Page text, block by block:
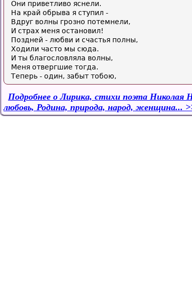
Они приветливо яснели.
На край обрыва я ступил -
Вдруг волны грозно потемнели,
И страх меня остановил!
Поздней - любви и счастья полны,
Ходили часто мы сюда.
И ты благословляла волны,
Меня отвергшие тогда.
Теперь - один, забыт тобою,
Подробнее о Лирика, стихи поэта Николая
любовь, Родина, природа, народ, женщина...